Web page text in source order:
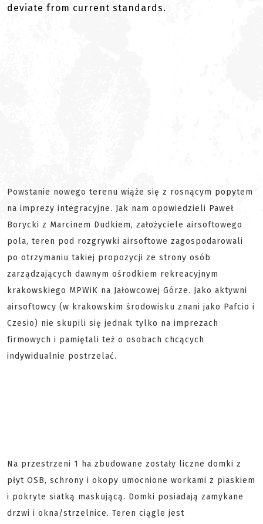
deviate from current standards.
Powstanie nowego terenu wiąże się z rosnącym popytem
na imprezy integracyjne. Jak nam opowiedzieli Paweł
Borycki z Marcinem Dudkiem, założyciele airsoftowego
pola, teren pod rozgrywki airsoftowe zagospodarowali
po otrzymaniu takiej propozycji ze strony osób
zarządzających dawnym ośrodkiem rekreacyjnym
krakowskiego MPWiK na Jałowcowej Górze. Jako aktywni
airsoftowcy (w krakowskim środowisku znani jako Pafcio i
Czesio) nie skupili się jednak tylko na imprezach
firmowych i pamiętali też o osobach chcących
indywidualnie postrzelać.
Na przestrzeni 1 ha zbudowane zostały liczne domki z
płyt OSB, schrony i okopy umocnione workami z piaskiem
i pokryte siatką maskującą. Domki posiadają zamykane
drzwi i okna/strzelnice. Teren ciągle jest